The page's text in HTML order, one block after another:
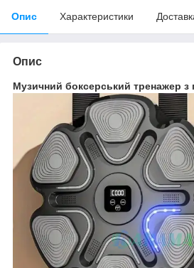
Опис Характеристики
Опис
Музичний боксерський тренажер з